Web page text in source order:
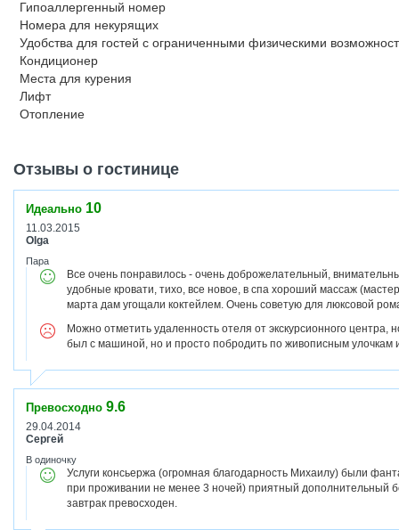
Гипоаллергенный номер
Номера для некурящих
Удобства для гостей с ограниченными физическими
Кондиционер
Места для курения
Лифт
Отопление
Отзывы о гостинице
Идеально 10
11.03.2015
Olga
Пара
Все очень понравилось - очень доброжелательный,
удобные кровати, тихо, все новое, в спа хороший массаж
марта дам угощали коктейлем. Очень советую для люксовой
Можно отметить удаленность отеля от экскурсионного центра,
был с машиной, но и просто побродить по живописным улочкам
Превосходно 9.6
29.04.2014
Сергей
В одиночку
Услуги консьержа (огромная благодарность Михаилу) были
при проживании не менее 3 ночей) приятный дополнительный
завтрак превосходен.